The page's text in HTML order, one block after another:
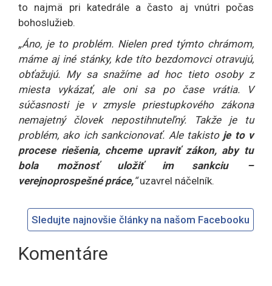
to najmä pri katedrále a často aj vnútri počas
bohoslužieb.
„Áno, je to problém. Nielen pred týmto chrámom,
máme aj iné stánky, kde títo bezdomovci otravujú,
obťažujú. My sa snažíme ad hoc tieto osoby z
miesta vykázať, ale oni sa po čase vrátia. V
súčasnosti je v zmysle priestupkového zákona
nemajetný človek nepostihnuteľný. Takže je tu
problém, ako ich sankcionovať. Ale takistoje to v
procese riešenia, chceme upraviť zákon, aby tu
bola možnosť uložiť im sankciu –
verejnoprospešné práce,“uzavrel náčelník.
Sledujte najnovšie články na našom Facebooku
Komentáre